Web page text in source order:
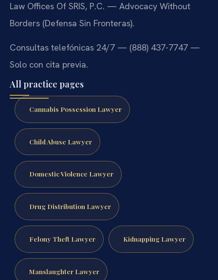
Law Offices Of SRIS, P.C. — Advocacy Without
Borders (Defensa Sin Fronteras).
Consultas telefónicas 24/7 — (888) 437-7747 —
Solo con cita previa.
All practice pages
Cannabis Possession Lawyer
Child Abuse Lawyer
Domestic Violence Lawyer
Drug Distribution Lawyer
Felony Theft Lawyer Kidnapping Lawyer
Manslaughter Lawyer